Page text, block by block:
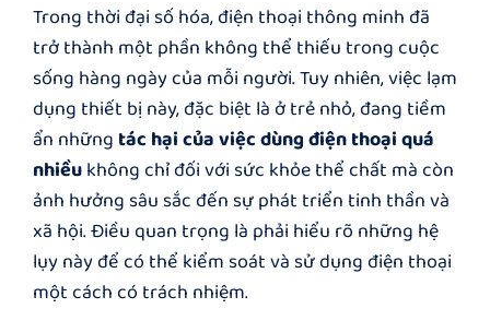
Trong thời đại số hóa, điện thoại thông minh đã
trở thành một phần không thể thiếu trong cuộc
sống hàng ngày của mỗi người. Tuy nhiên, việc lạm
dụng thiết bị này, đặc biệt là ở trẻ nhỏ, đang tiềm
ẩn những tác hại của việc dùng điện thoại quá
nhiềukhông chỉ đối với sức khỏe thể chất mà còn
ảnh hưởng sâu sắc đến sự phát triển tinh thần và
xã hội. Điều quan trọng là phải hiểu rõ những hệ
lụy này để có thể kiểm soát và sử dụng điện thoại
một cách có trách nhiệm.